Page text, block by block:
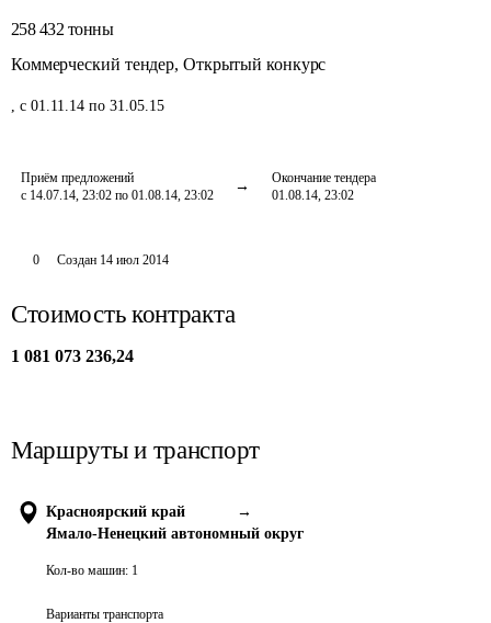
258 432 тонны
Коммерческий тендер, Открытый конкурс
, с 01.11.14 по 31.05.15
Приём предложений
с 14.07.14, 23:02 по 01.08.14, 23:02
Окончание тендера
01.08.14, 23:02
0 Создан 14 июл 2014
Стоимость контракта
1 081 073 236,24
Маршруты и транспорт
Красноярский край
→
Ямало-Ненецкий автономный округ
Кол-во машин: 1
Варианты транспорта